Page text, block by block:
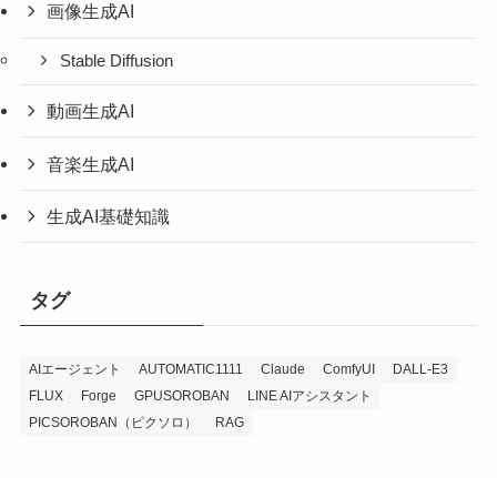
画像生成AI
Stable Diffusion
動画生成AI
音楽生成AI
生成AI基礎知識
タグ
AIエージェント AUTOMATIC1111 Claude ComfyUI
DALL-E3
FLUX
Forge GPUSOROBAN
LINE AIアシスタント
PICSOROBAN（ピクソロ）
RAG